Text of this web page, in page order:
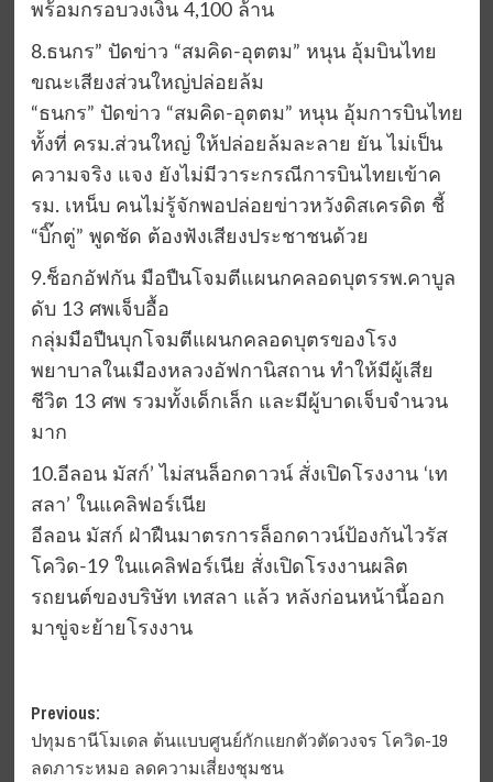
พร้อมกรอบวงเงิน 4,100 ล้าน
8.ธนกร” ปัดข่าว “สมคิด-อุตตม” หนุน อุ้มบินไทย
ขณะเสียงส่วนใหญ่ปล่อยล้ม
“ธนกร” ปัดข่าว “สมคิด-อุตตม” หนุน อุ้มการบินไทย
ทั้งที่ ครม.ส่วนใหญ่ ให้ปล่อยล้มละลาย ยัน ไม่เป็น
ความจริง แจง ยังไม่มีวาระกรณีการบินไทยเข้าค
รม. เหน็บ คนไม่รู้จักพอปล่อยข่าวหวังดิสเครดิต ชี้
“บิ๊กตู่” พูดชัด ต้องฟังเสียงประชาชนด้วย
9.ช็อกอัฟกัน มือปืนโจมตีแผนกคลอดบุตรรพ.คาบูล
ดับ 13 ศพเจ็บอื้อ
กลุ่มมือปืนบุกโจมตีแผนกคลอดบุตรของโรง
พยาบาลในเมืองหลวงอัฟกานิสถาน ทำให้มีผู้เสีย
ชีวิต 13 ศพ รวมทั้งเด็กเล็ก และมีผู้บาดเจ็บจำนวน
มาก
10.อีลอน มัสก์’ ไม่สนล็อกดาวน์ สั่งเปิดโรงงาน ‘เท
สลา’ ในแคลิฟอร์เนีย
อีลอน มัสก์ ฝ่าฝืนมาตรการล็อกดาวน์ป้องกันไวรัส
โควิด-19 ในแคลิฟอร์เนีย สั่งเปิดโรงงานผลิต
รถยนต์ของบริษัท เทสลา แล้ว หลังก่อนหน้านี้ออก
มาขู่จะย้ายโรงงาน
Post
navigation
Previous:
ปทุมธานีโมเดล ต้นแบบศูนย์กักแยกตัวตัดวงจร โควิด-19
ลดภาระหมอ ลดความเสี่ยงชุมชน